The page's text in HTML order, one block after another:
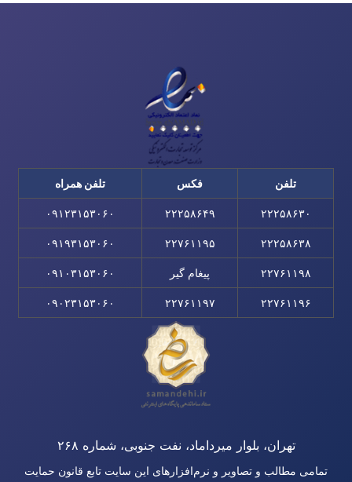
تلفن فکس تلفن همراه
۲۲۲۵۸۶۳۰ ۲۲۲۵۸۶۴۹ ۰۹۱۲۳۱۵۳۰۶۰
۲۲۲۵۸۶۳۸ ۲۲۷۶۱۱۹۵ ۰۹۱۹۳۱۵۳۰۶۰
۲۲۷۶۱۱۹۸ پیغام گیر ۰۹۱۰۳۱۵۳۰۶۰
۲۲۷۶۱۱۹۶ ۲۲۷۶۱۱۹۷ ۰۹۰۲۳۱۵۳۰۶۰
تهران، بلوار میرداماد، نفت جنوبی، شماره ۲۶۸
تمامی مطالب و تصاویر و نرم‌افزارهای این سایت تابع قانون حمایت